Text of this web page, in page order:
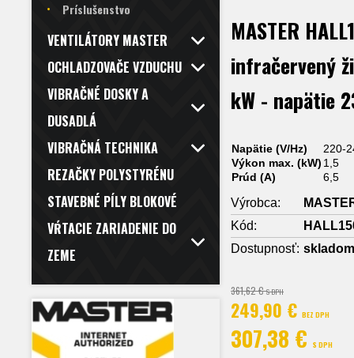
Príslušenstvo
VENTILÁTORY MASTER
OCHLADZOVAČE VZDUCHU
VIBRAČNÉ DOSKY A
DUSADLÁ
VIBRAČNÁ TECHNIKA
REZAČKY POLYSTYRÉNU
STAVEBNÉ PÍLY BLOKOVÉ
VŔTACIE ZARIADENIE DO
ZEME
MASTER
infračervený
kW - napätie
Napätie (V/Hz)
220-
Výkon max. (kW) 1,5
Prúd (A)
6,5
Výrobca:
Kód:
Dostupnosť: skladom
361,62 €S DPH
249,90 € BEZ DPH
307,38 € S DPH